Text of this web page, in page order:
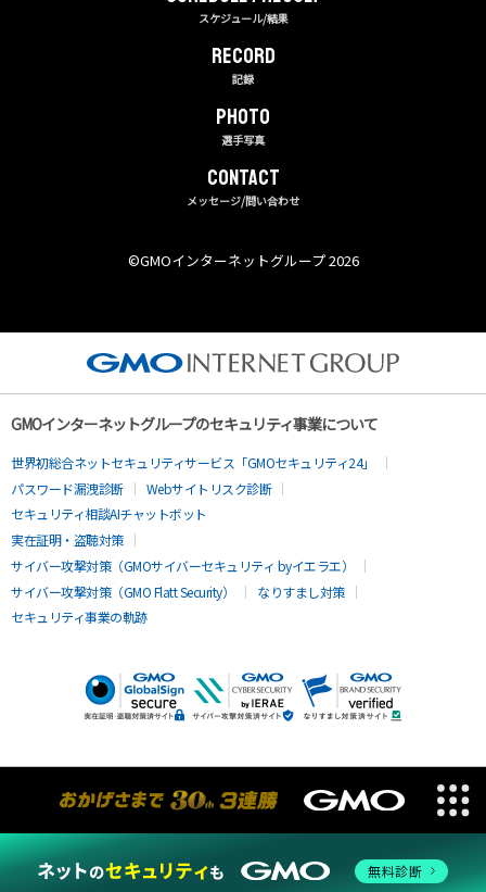
スケジュール/結果
RECORD
記録
PHOTO
選手写真
CONTACT
メッセージ/問い合わせ
©︎GMOインターネットグループ 2026
GMOインターネットグループのセキュリティ事業について
世界初総合ネットセキュリティサービス「GMOセキュリティ24」
パスワード漏洩診断
Webサイトリスク診断
セキュリティ相談AIチャットボット
実在証明・盗聴対策
サイバー攻撃対策（GMOサイバーセキュリティ byイエラエ）
サイバー攻撃対策（GMO Flatt Security）
なりすまし対策
セキュリティ事業の軌跡
無料診断